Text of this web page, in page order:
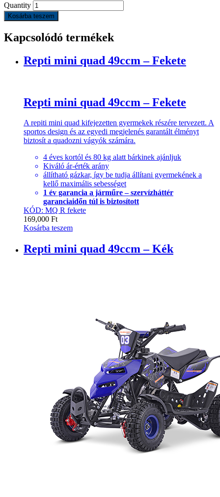
Quantity
Kosárba teszem
Kapcsolódó termékek
Repti mini quad 49ccm – Fekete
Repti mini quad 49ccm – Fekete
A repiti mini quad kifejezetten gyermekek részére tervezett. A
sportos design és az egyedi megjelenés garantált élményt
biztosít a quadozni vágyók számára.
4 éves kortól és 80 kg alatt bárkinek ajánljuk
Kiváló ár-érték arány
állítható gázkar, így be tudja állítani gyermekének a
kellő maximális sebességet
1 év garancia a járműre – szervízháttér
garanciaidőn túl is biztosított
KÓD: MQ R fekete
169,000 Ft
Kosárba teszem
Repti mini quad 49ccm – Kék